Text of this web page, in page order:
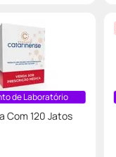
de Laboratório
Com 120 Jatos